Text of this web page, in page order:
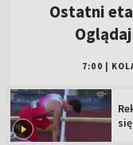
Ostatni
7:00